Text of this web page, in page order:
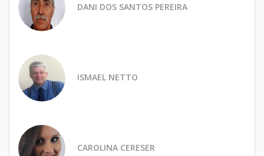
DANI DOS SANTOS PEREIRA
ISMAEL NETTO
CAROLINA CERESER